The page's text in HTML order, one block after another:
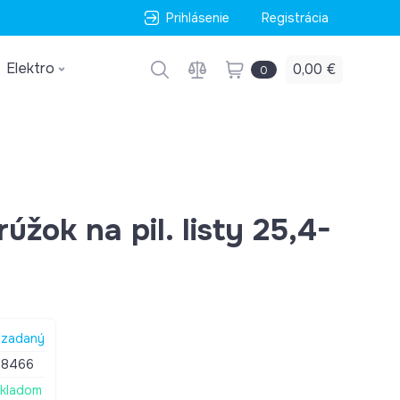
Prihlásenie Registrácia
Elektro 0 0,00 €
na pil. listy 25,4-